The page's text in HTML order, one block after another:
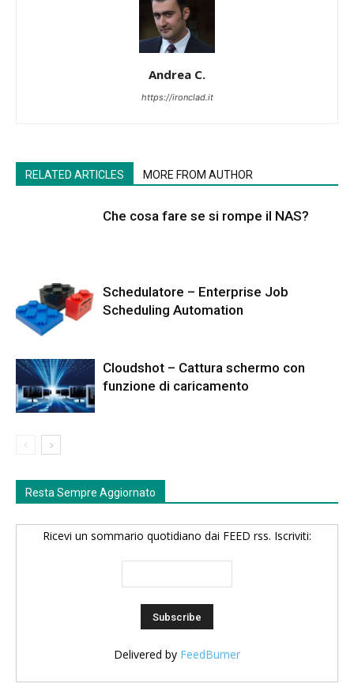
Andrea C.
https://ironclad.it
RELATED ARTICLES MORE FROM AUTHOR
Che cosa fare se si rompe il NAS?
Schedulatore – Enterprise Job
Scheduling Automation
Cloudshot – Cattura schermo con
funzione di caricamento
Resta Sempre Aggiornato
Ricevi un sommario quotidiano dai FEED rss. Iscriviti:
Delivered by FeedBurner